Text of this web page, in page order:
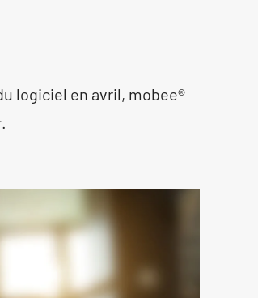
logiciel en avril, mobee®